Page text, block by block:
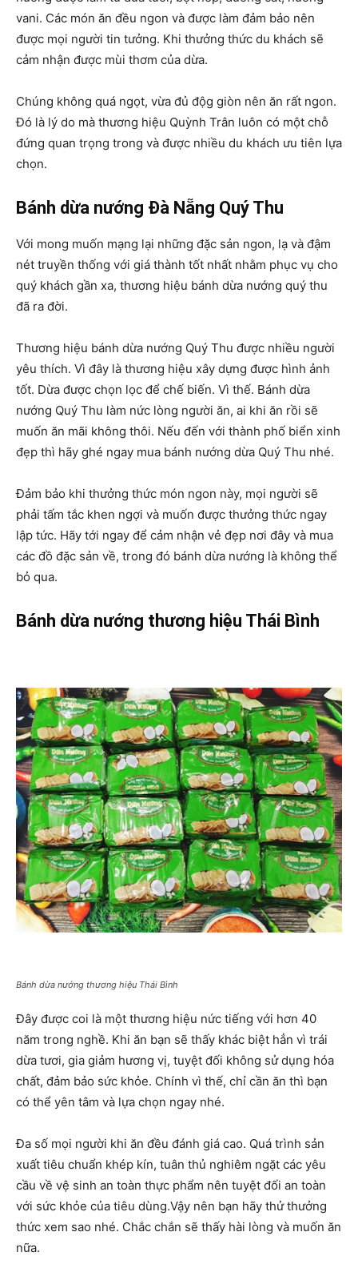
vani. Các món ăn đều ngon và được làm đảm bảo nên
được mọi người tin tưởng. Khi thưởng thức du khách sẽ
cảm nhận được mùi thơm của dừa.
Chúng không quá ngọt, vừa đủ độg giòn nên ăn rất ngon.
Đó là lý do mà thương hiệu Quỳnh Trân luôn có một chỗ
đứng quan trọng trong và được nhiều du khách ưu tiên lựa
chọn.
Bánh dừa nướng Đà Nẵng Quý Thu
Với mong muốn mạng lại những đặc sản ngon, lạ và đậm
nét truyền thống với giá thành tốt nhất nhằm phục vụ cho
quý khách gần xa, thương hiệu bánh dừa nướng quý thu
đã ra đời.
Thương hiệu bánh dừa nướng Quý Thu được nhiều người
yêu thích. Vì đây là thương hiệu xây dựng được hình ảnh
tốt. Dừa được chọn lọc để chế biến. Vì thế. Bánh dừa
nướng Quý Thu làm nức lòng người ăn, ai khi ăn rồi sẽ
muốn ăn mãi không thôi. Nếu đến với thành phố biển xinh
đẹp thì hãy ghé ngay mua bánh nướng dừa Quý Thu nhé.
Đảm bảo khi thưởng thức món ngon này, mọi người sẽ
phải tấm tắc khen ngợi và muốn được thưởng thức ngay
lập tức. Hãy tới ngay để cảm nhận vẻ đẹp nơi đây và mua
các đồ đặc sản về, trong đó bánh dừa nướng là không thể
bỏ qua.
Bánh dừa nướng thương hiệu Thái Bình
Bánh dừa nướng thương hiệu Thái Bình
Đây được coi là một thương hiệu nức tiếng với hơn 40
năm trong nghề. Khi ăn bạn sẽ thấy khác biệt hẳn vì trái
dừa tươi, gia giảm hương vị, tuyệt đối không sử dụng hóa
chất, đảm bảo sức khỏe. Chính vì thế, chỉ cần ăn thì bạn
có thể yên tâm và lựa chọn ngay nhé.
Đa số mọi người khi ăn đều đánh giá cao. Quá trình sản
xuất tiêu chuẩn khép kín, tuân thủ nghiêm ngặt các yêu
cầu về vệ sinh an toàn thực phẩm nên tuyệt đối an toàn
với sức khỏe của tiêu dùng.Vậy nên bạn hãy thử thưởng
thức xem sao nhé. Chắc chắn sẽ thấy hài lòng và muốn ăn
nữa.